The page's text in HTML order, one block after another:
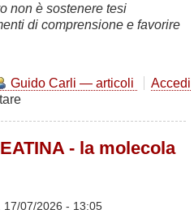
non è sostenere tesi
di comprensione e favorire
Guido Carli — articoli
Accedi
- la molecola
17/07/2026 - 13:05